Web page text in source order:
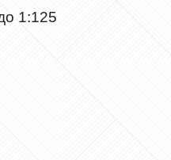
1:125